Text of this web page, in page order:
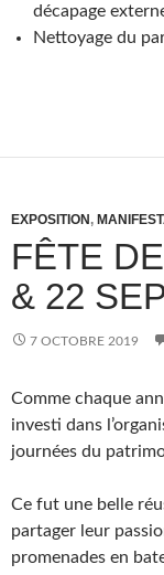
décapage
Nettoyage du
EXPOSITION ,
FÊTE
& 22
7 OCTOBRE 2019
Comme chaque
investi dans
journées du
Ce fut une belle
partager leur
promenades en